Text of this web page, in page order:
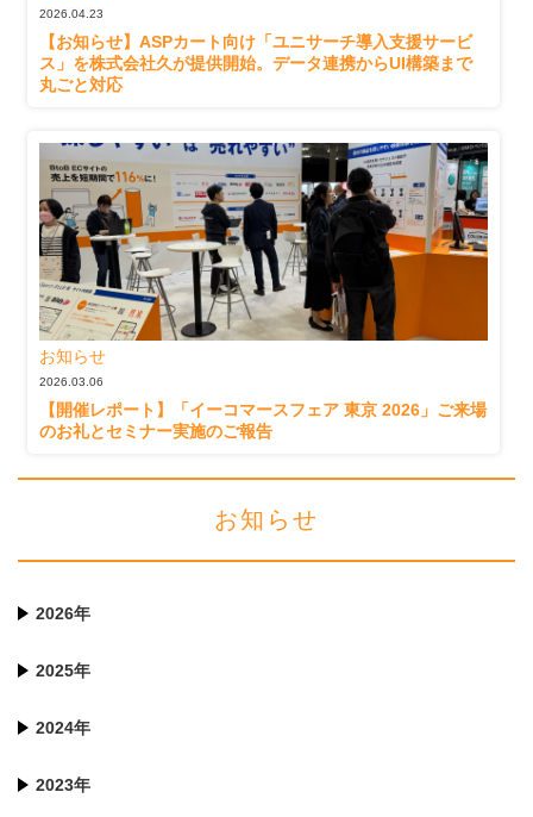
2026.04.23
【お知らせ】ASPカート向け「ユニサーチ導入支援サービ
ス」を株式会社久が提供開始。データ連携からUI構築まで
丸ごと対応
お知らせ
2026.03.06
【開催レポート】「イーコマースフェア 東京 2026」ご来場
のお礼とセミナー実施のご報告
お知らせ
2026年
2025年
2024年
2023年